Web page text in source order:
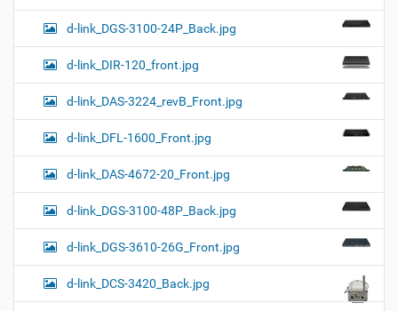
d-link_DGS-3100-24P_Back.jpg
d-link_DIR-120_front.jpg
d-link_DAS-3224_revB_Front.jpg
d-link_DFL-1600_Front.jpg
d-link_DAS-4672-20_Front.jpg
d-link_DGS-3100-48P_Back.jpg
d-link_DGS-3610-26G_Front.jpg
d-link_DCS-3420_Back.jpg